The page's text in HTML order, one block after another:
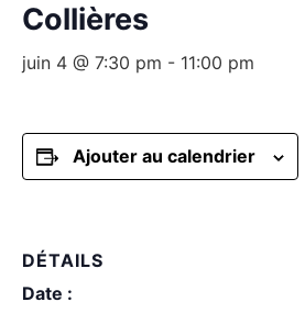
Collières
juin 4 @ 7:30 pm - 11:00 pm
Ajouter au calendrier
DÉTAILS
Date :